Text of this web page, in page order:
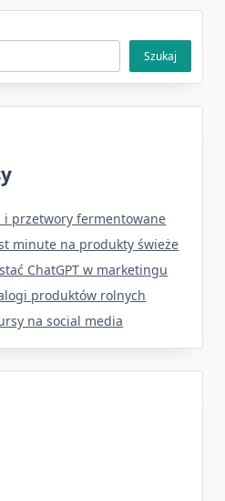
Szukaj
i przetwory fermentowane
minute na produkty świeże
ChatGPT w marketingu
produktów rolnych
na social media